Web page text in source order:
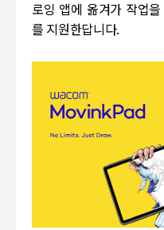
로잉 앱에 옮겨가 작업
를 지원한답니다.